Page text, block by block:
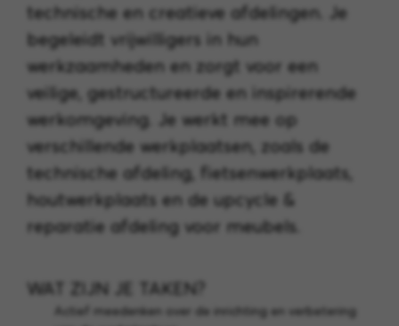
technische en creatieve afdelingen. Je
begeleidt vrijwilligers in hun
werkzaamheden en zorgt voor een
veilige, gestructureerde en inspirerende
werkomgeving. Je werkt mee op
verschillende werkplaatsen, zoals de
technische afdeling, fietsenwerkplaats,
houtwerkplaats en de upcycle &
reparatie afdeling voor meubels.
WAT ZIJN JE TAKEN?
Actief meedenken over de inrichting en verbetering